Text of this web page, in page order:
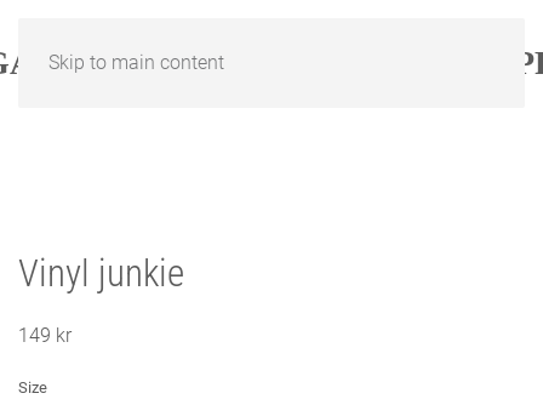
Skip to main content
Vinyl junkie
149 kr
Size